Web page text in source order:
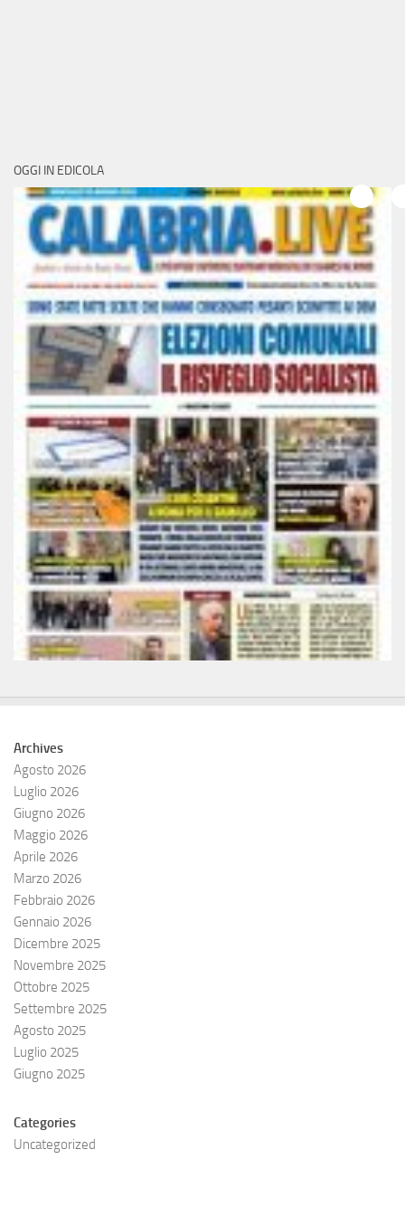
OGGI IN EDICOLA
Archives
Agosto 2026
Luglio 2026
Giugno 2026
Maggio 2026
Aprile 2026
Marzo 2026
Febbraio 2026
Gennaio 2026
Dicembre 2025
Novembre 2025
Ottobre 2025
Settembre 2025
Agosto 2025
Luglio 2025
Giugno 2025
Categories
Uncategorized